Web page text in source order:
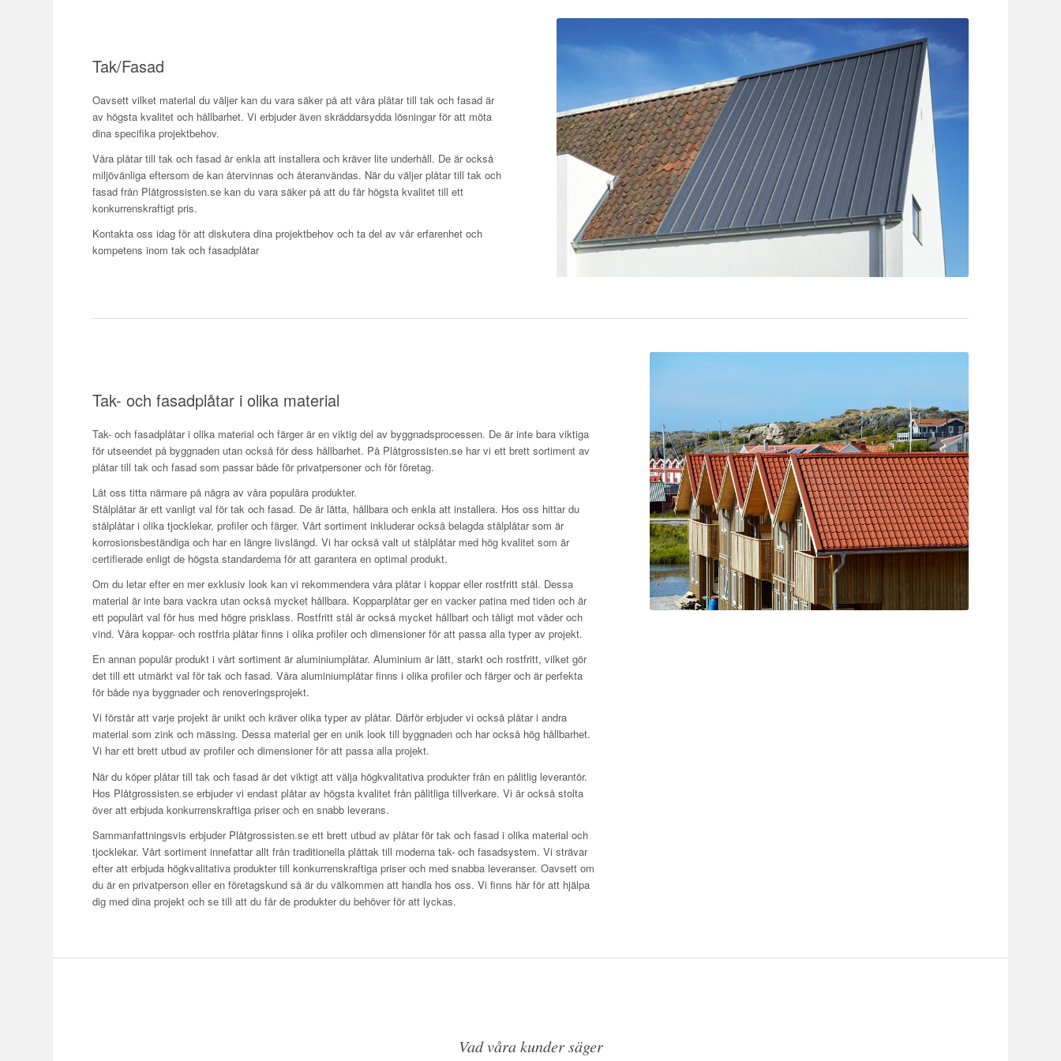
Tak/Fasad
Oavsett vilket material du väljer kan du vara säker på att våra plåtar till tak och fasad är
av högsta kvalitet och hållbarhet. Vi erbjuder även skräddarsydda lösningar för att möta
dina specifika projektbehov.
Våra plåtar till tak och fasad är enkla att installera och kräver lite underhåll. De är också
miljövänliga eftersom de kan återvinnas och återanvändas. När du väljer plåtar till tak och
fasad från Plåtgrossisten.se kan du vara säker på att du får högsta kvalitet till ett
konkurrenskraftigt pris.
Kontakta oss idag för att diskutera dina projektbehov och ta del av vår erfarenhet och
kompetens inom tak och fasadplåtar
Tak- och fasadplåtar i olika material
Tak- och fasadplåtar i olika material och färger är en viktig del av byggnadsprocessen. De är inte bara viktiga
för utseendet på byggnaden utan också för dess hållbarhet. På Plåtgrossisten.se har vi ett brett sortiment av
plåtar till tak och fasad som passar både för privatpersoner och för företag.
Låt oss titta närmare på några av våra populära produkter.
Stålplåtar är ett vanligt val för tak och fasad. De är lätta, hållbara och enkla att installera. Hos oss hittar du
stålplåtar i olika tjocklekar, profiler och färger. Vårt sortiment inkluderar också belagda stålplåtar som är
korrosionsbeständiga och har en längre livslängd. Vi har också valt ut stålplåtar med hög kvalitet som är
certifierade enligt de högsta standarderna för att garantera en optimal produkt.
Om du letar efter en mer exklusiv look kan vi rekommendera våra plåtar i koppar eller rostfritt stål. Dessa
material är inte bara vackra utan också mycket hållbara. Kopparplåtar ger en vacker patina med tiden och är
ett populärt val för hus med högre prisklass. Rostfritt stål är också mycket hållbart och tåligt mot väder och
vind. Våra koppar- och rostfria plåtar finns i olika profiler och dimensioner för att passa alla typer av projekt.
En annan populär produkt i vårt sortiment är aluminiumplåtar. Aluminium är lätt, starkt och rostfritt, vilket gör
det till ett utmärkt val för tak och fasad. Våra aluminiumplåtar finns i olika profiler och färger och är perfekta
för både nya byggnader och renoveringsprojekt.
Vi förstår att varje projekt är unikt och kräver olika typer av plåtar. Därför erbjuder vi också plåtar i andra
material som zink och mässing. Dessa material ger en unik look till byggnaden och har också hög hållbarhet.
Vi har ett brett utbud av profiler och dimensioner för att passa alla projekt.
När du köper plåtar till tak och fasad är det viktigt att välja högkvalitativa produkter från en pålitlig leverantör.
Hos Plåtgrossisten.se erbjuder vi endast plåtar av högsta kvalitet från pålitliga tillverkare. Vi är också stolta
över att erbjuda konkurrenskraftiga priser och en snabb leverans.
Sammanfattningsvis erbjuder Plåtgrossisten.se ett brett utbud av plåtar för tak och fasad i olika material och
tjocklekar. Vårt sortiment innefattar allt från traditionella plåttak till moderna tak- och fasadsystem. Vi strävar
efter att erbjuda högkvalitativa produkter till konkurrenskraftiga priser och med snabba leveranser. Oavsett om
du är en privatperson eller en företagskund så är du välkommen att handla hos oss. Vi finns här för att hjälpa
dig med dina projekt och se till att du får de produkter du behöver för att lyckas.
Vad våra kunder säger